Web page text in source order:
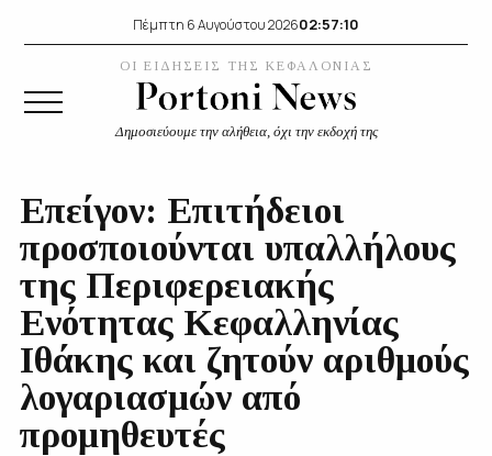
Πέμπτη 6 Αυγούστου 202602:57:10
ΟΙ ΕΙΔΗΣΕΙΣ ΤΗΣ ΚΕΦΑΛΟΝΙΑΣ
Δημοσιεύουμε την αλήθεια, όχι την εκδοχή της
Επείγον: Επιτήδειοι
προσποιούνται υπαλλήλους
της Περιφερειακής
Ενότητας Κεφαλληνίας
Ιθάκης και ζητούν αριθμούς
λογαριασμών από
προμηθευτές